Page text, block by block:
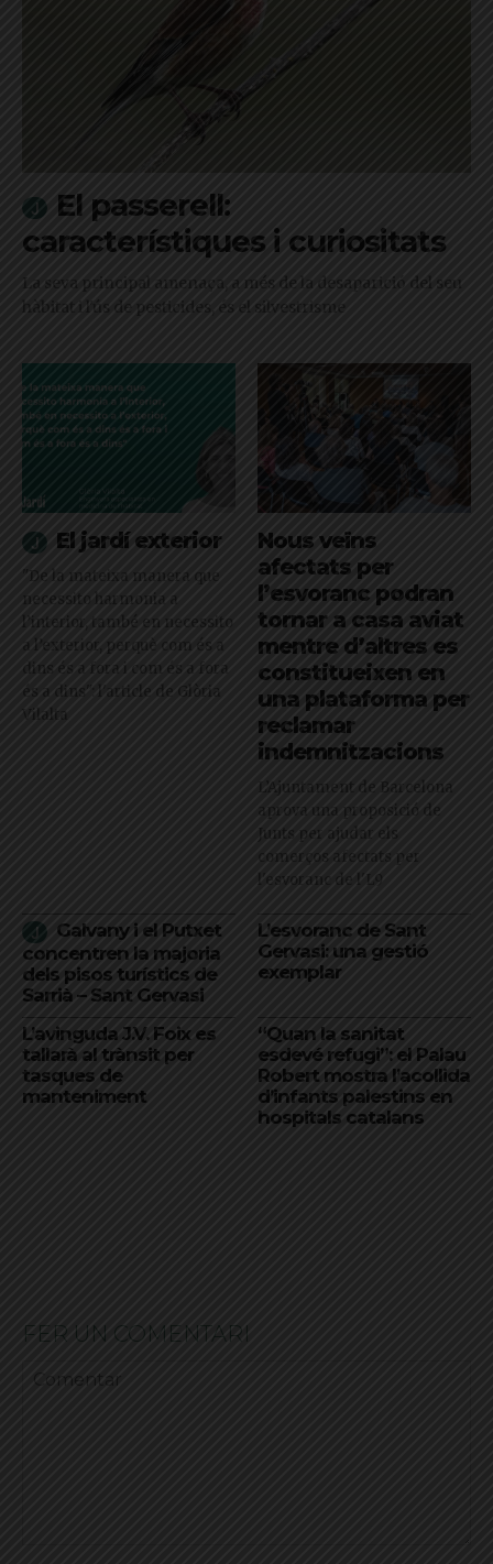
El passerell:
característiques i curiositats
La seva principal amenaça, a més de la desaparició del seu
hàbitat i l'ús de pesticides, és el silvestrisme
El jardí exterior
"De la mateixa manera que
necessito harmonia a
l’interior, també en necessito
a l’exterior, perquè com és a
dins és a fora i com és a fora
és a dins": l'article de Glòria
Vilalta
Nous veïns
afectats per
l’esvoranc podran
tornar a casa aviat
mentre d’altres es
constitueixen en
una plataforma per
reclamar
indemnitzacions
L’Ajuntament de Barcelona
aprova una proposició de
Junts per ajudar els
comerços afectats per
l'esvoranc de l'L9
Galvany i el Putxet
concentren la majoria
dels pisos turístics de
Sarrià – Sant Gervasi
L’esvoranc de Sant
Gervasi: una gestió
exemplar
L’avinguda J.V. Foix es
tallarà al trànsit per
tasques de
manteniment
“Quan la sanitat
esdevé refugi”: el Palau
Robert mostra l’acollida
d’infants palestins en
hospitals catalans
FER UN COMENTARI